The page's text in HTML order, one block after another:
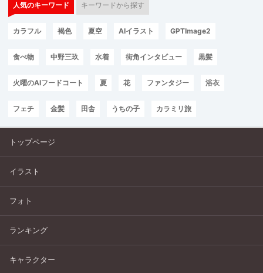
人気のキーワード キーワードから探す
カラフル 褐色 夏空 AIイラスト GPTImage2
食べ物 中野三玖 水着 街角インタビュー 黒髪
火曜のAIフードコート 夏 花 ファンタジー 浴衣
フェチ 金髪 田舎 うちの子 カラミリ旅
トップページ
イラスト
フォト
ランキング
キャラクター